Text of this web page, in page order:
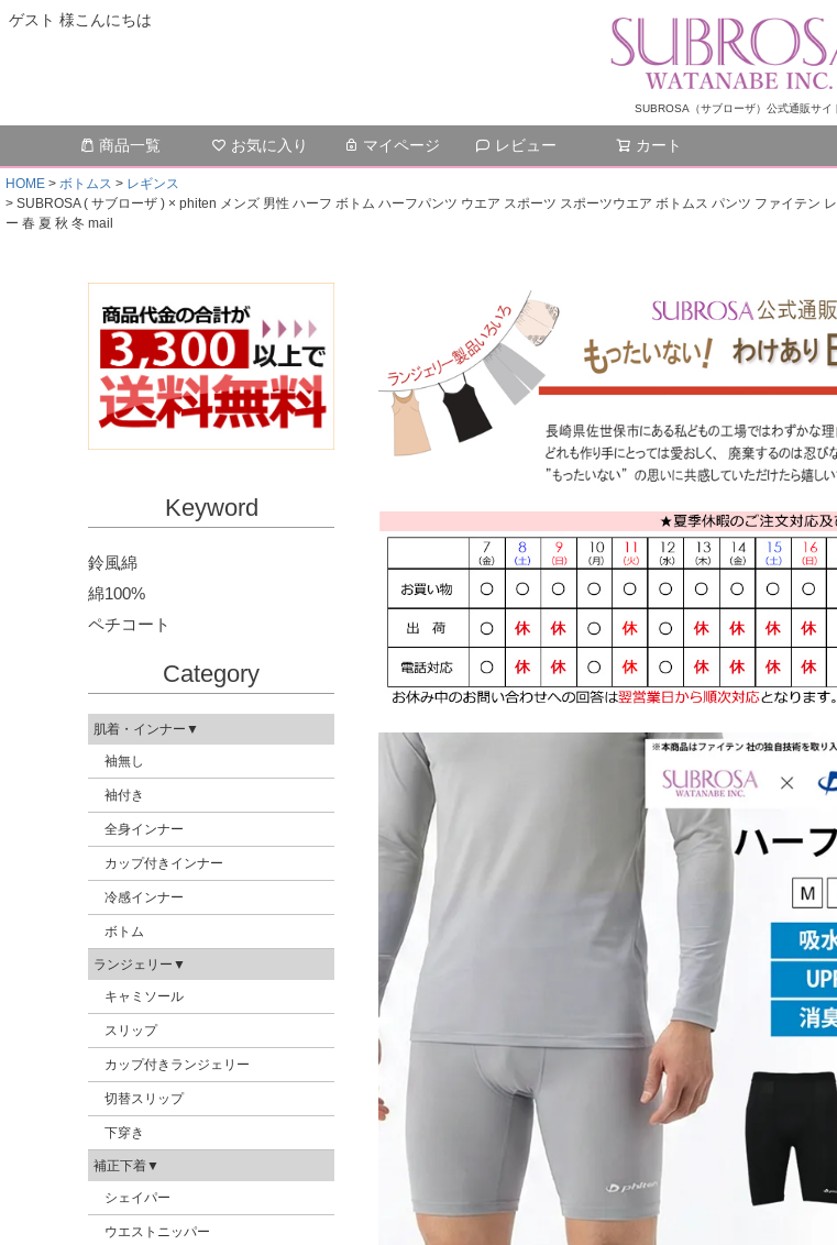
ゲスト 様こんにちは
SUBROSA（サブローザ）公式通販サイ
商品一覧 お気に入り マイページ レビュー カート
HOME ボトムス
レギンス
SUBROSA ( サブローザ ) × phiten メンズ 男性 ハーフ ボトム ハーフパンツ ウエア スポーツ スポーツウエア ボトムス パンツ ファイテ
ー 春 夏 秋 冬 mail
Keyword
鈴風綿
綿100%
ペチコート
Category
肌着・インナー▼
袖無し
袖付き
全身インナー
カップ付きインナー
冷感インナー
ボトム
ランジェリー▼
キャミソール
スリップ
カップ付きランジェリー
切替スリップ
下穿き
補正下着▼
シェイパー
ウエストニッパー